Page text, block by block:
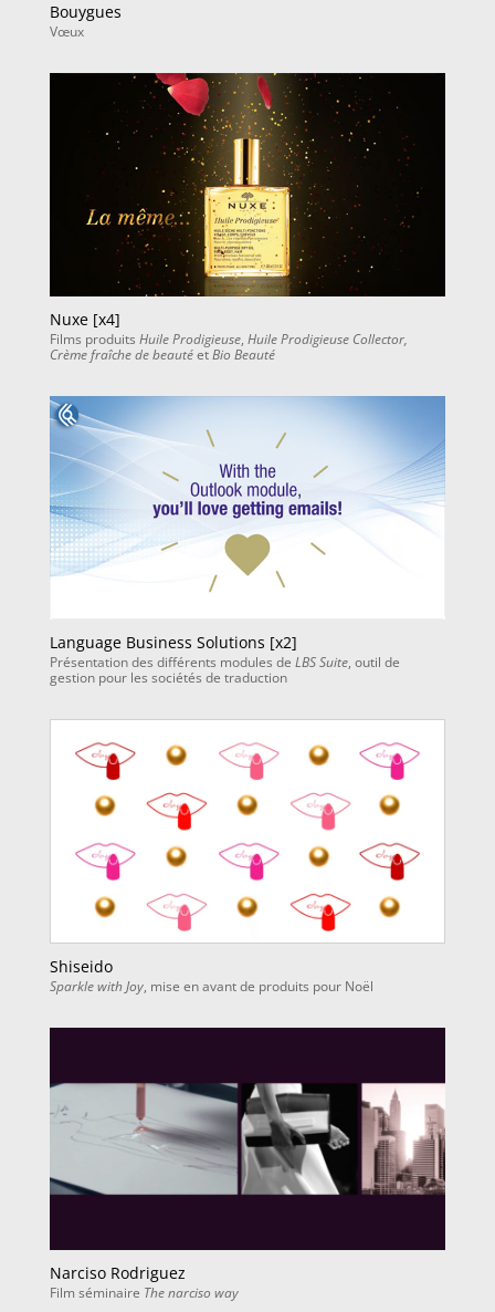
Bouygues
Vœux
Nuxe [x4]
Films produits Huile Prodigieuse, Huile Prodigieuse Collector,
Crème fraîche de beautéetBio Beauté
Language Business Solutions [x2]
Présentation des différents modules de LBS Suite, outil de
gestion pour les sociétés de traduction
Shiseido
Sparkle with Joy, mise en avant de produits pour Noël
Narciso Rodriguez
Film séminaire The narciso way